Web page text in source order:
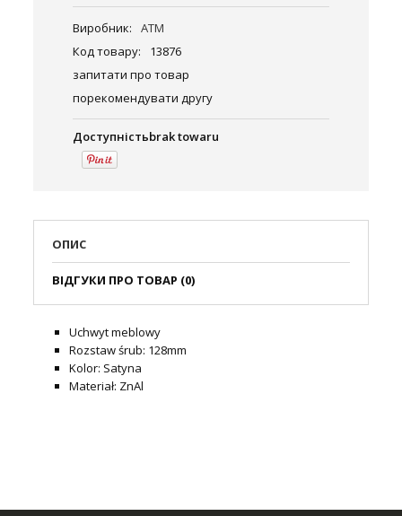
Виробник:
ATM
Код товару:
13876
запитати про товар
порекомендувати другу
Доступність:brak towaru
ОПИС
ВІДГУКИ ПРО ТОВАР (0)
Uchwyt meblowy
Rozstaw śrub: 128mm
Kolor: Satyna
Materiał: ZnAl